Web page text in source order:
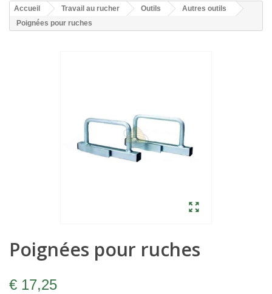
Accueil Travail au rucher Outils
Autres outils
Poignées pour ruches
Poignées pour ruches
€ 17,25